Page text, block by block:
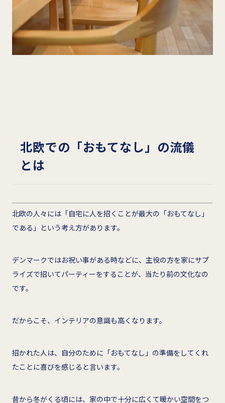
北欧での「おもてなし」の流儀
とは
北欧の人々には「自宅に人を招くことが最大の「おもてなし」
である」という考え方があります。
デンマークではお祝い事がある時などに、主役の方を家にサプ
ライズで招いてパーティーをすることが、当たり前の文化なの
です。
だからこそ、インテリアの意識も高くなります。
招かれた人は、自分のために「おもてなし」の準備をしてくれ
たことに喜びを感じると言います。
昔から冬がくる頃には、家の中で十分に広くて暖かい空間をつ